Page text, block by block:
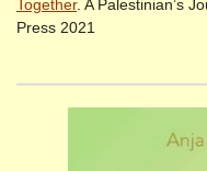
Together. A Palestinian’s
Press 2021